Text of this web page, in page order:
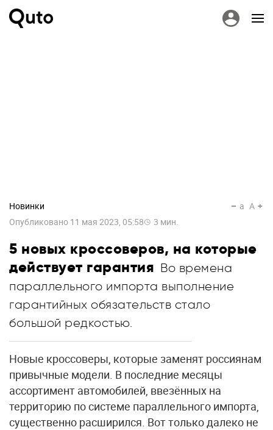
Новинки
Опубликовано 11 мая 2023, 05:58 3 мин.
a A
5 новых кроссоверов, на которые
действует гарантия Во времена
параллельного импорта выполнение
гарантийных обязательств стало
большой редкостью.
Новые кроссоверы, которые заменят россиянам
привычные модели. В последние месяцы
ассортимент автомобилей, ввезённых на
территорию по системе параллельного импорта,
существенно расширился. Вот только далеко не